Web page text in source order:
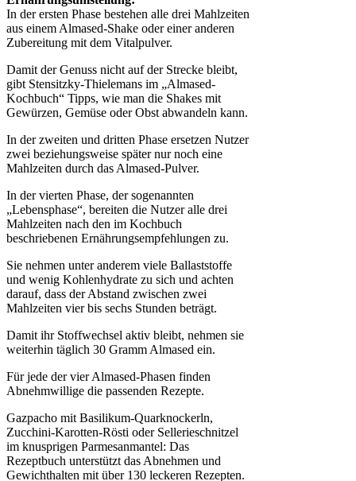
In der ersten Phase bestehen alle drei Mahlzeiten
aus einem Almased-Shake oder einer anderen
Zubereitung mit dem Vitalpulver.
Damit der Genuss nicht auf der Strecke bleibt,
gibt Stensitzky-Thielemans im „Almased-
Kochbuch“ Tipps, wie man die Shakes mit
Gewürzen, Gemüse oder Obst abwandeln kann.
In der zweiten und dritten Phase ersetzen Nutzer
zwei beziehungsweise später nur noch eine
Mahlzeiten durch das Almased-Pulver.
In der vierten Phase, der sogenannten
„Lebensphase“, bereiten die Nutzer alle drei
Mahlzeiten nach den im Kochbuch
beschriebenen Ernährungsempfehlungen zu.
Sie nehmen unter anderem viele Ballaststoffe
und wenig Kohlenhydrate zu sich und achten
darauf, dass der Abstand zwischen zwei
Mahlzeiten vier bis sechs Stunden beträgt.
Damit ihr Stoffwechsel aktiv bleibt, nehmen sie
weiterhin täglich 30 Gramm Almased ein.
Für jede der vier Almased-Phasen finden
Abnehmwillige die passenden Rezepte.
Gazpacho mit Basilikum-Quarknockerln,
Zucchini-Karotten-Rösti oder Sellerieschnitzel
im knusprigen Parmesanmantel: Das
Rezeptbuch unterstützt das Abnehmen und
Gewichthalten mit über 130 leckeren Rezepten.